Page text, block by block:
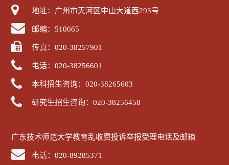
地址：广州市天河区中山大道西293号
邮编：510665
传真：020-38257901
电话：020-38256601
本科招生咨询：020-38265603
研究生招生咨询：020-38256458
广东技术师范大学教育乱收费投诉举报受理电话及邮箱
电话：020-89285371